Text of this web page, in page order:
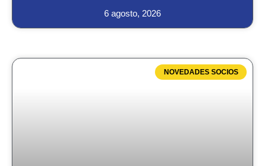
6 agosto, 2026
NOVEDADES SOCIOS